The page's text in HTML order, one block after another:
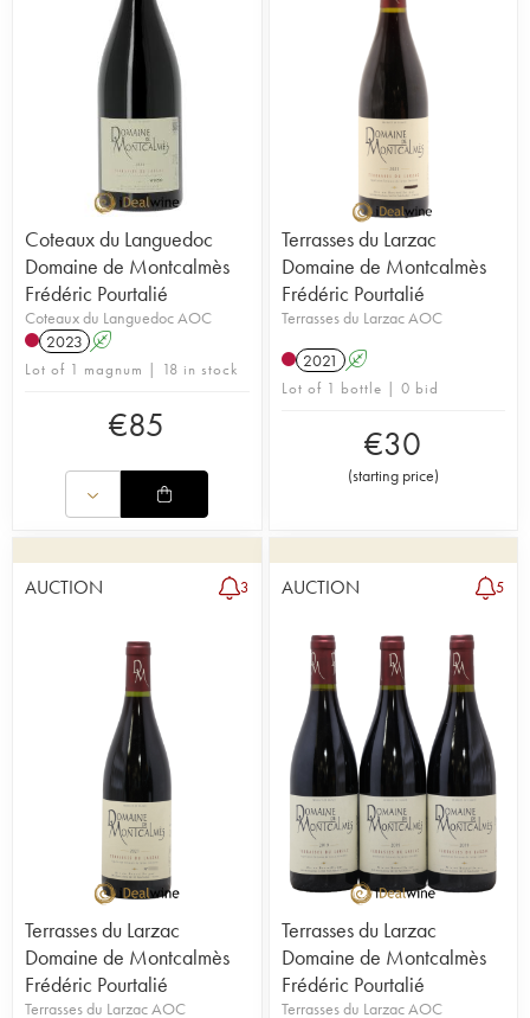
Coteaux du Languedoc
Domaine de Montcalmès
Frédéric Pourtalié
Coteaux du Languedoc AOC
2023 A
Lot of 1 magnum | 18 in stock
€85
Terrasses du Larzac
Domaine de Montcalmès
Frédéric Pourtalié
Terrasses du Larzac AOC
2021 A
Lot of 1 bottle | 0 bid
€30
(starting price)
AUCTION 3
Terrasses du Larzac
Domaine de Montcalmès
Frédéric Pourtalié
Terrasses du Larzac AOC
AUCTION 5
Terrasses du Larzac
Domaine de Montcalmès
Frédéric Pourtalié
Terrasses du Larzac AOC